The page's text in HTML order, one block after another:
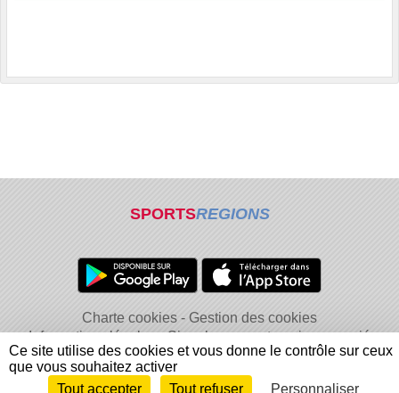
SPORTSREGIONS
Charte cookies
Gestion des cookies
Informations légales
Signaler un contenu inapproprié
Envie de participer ?
Ce site utilise des cookies et vous donne le contrôle sur ceux
que vous souhaitez activer
Tout accepter
Tout refuser Personnaliser